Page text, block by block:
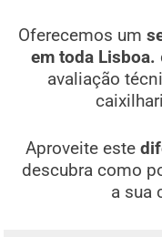
Oferecemos um
em toda Lisboa.
avaliação
Aproveite este
descubra como
a sua